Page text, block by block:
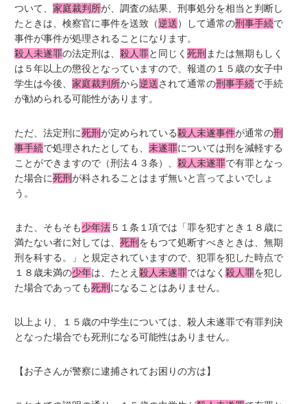
ついて、家庭裁判所が、調査の結果、刑事処分を相当と判断し
たときは、検察官に事件を送致（逆送）して通常の刑事手続で
事件が事件が処理されることになります。
殺人未遂罪の法定刑は、殺人罪と同じく死刑 または無期もしく
は５年以上の懲役となっていますので、報道の１５歳の女子中
学生は今後、家庭裁判所から逆送されて通常の刑事手続で手続
が勧められる可能性があります。
ただ、法定刑に死刑が定められている殺人未遂事件が通常の刑
事手続で処理されたとしても、未遂罪については刑を減軽する
ことができますので（刑法４３条）、殺人未遂罪で有罪となっ
た場合に死刑が科されることはまず無いと言ってよいでしょ
う。
また、そもそも少年法５１条１項では「罪を犯すとき１８歳に
満たない者に対しては、死刑 をもつて処断すべきときは、無期
刑を科する。」と規定されていますので、犯罪を犯した時点で
１８歳未満の少年は、たとえ殺人未遂罪ではなく殺人罪を犯し
た場合であっても死刑 になることはありません。
以上より、１５歳の中学生については、殺人未遂罪で有罪判決
となった場合でも死刑になる可能性はありません。
【お子さんが警察に逮捕されてお困りの方は】